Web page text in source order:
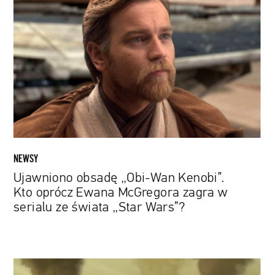
obsadę
„Obi-
Wan
Kenobi”.
Kto
oprócz
Ewana
McGregora
zagra
w
serialu
świata
„Star
Wars”?
NEWSY
Ujawniono obsadę „Obi-Wan Kenobi”.
Kto oprócz Ewana McGregora zagra w
serialu ze świata „Star Wars”?
Daleko